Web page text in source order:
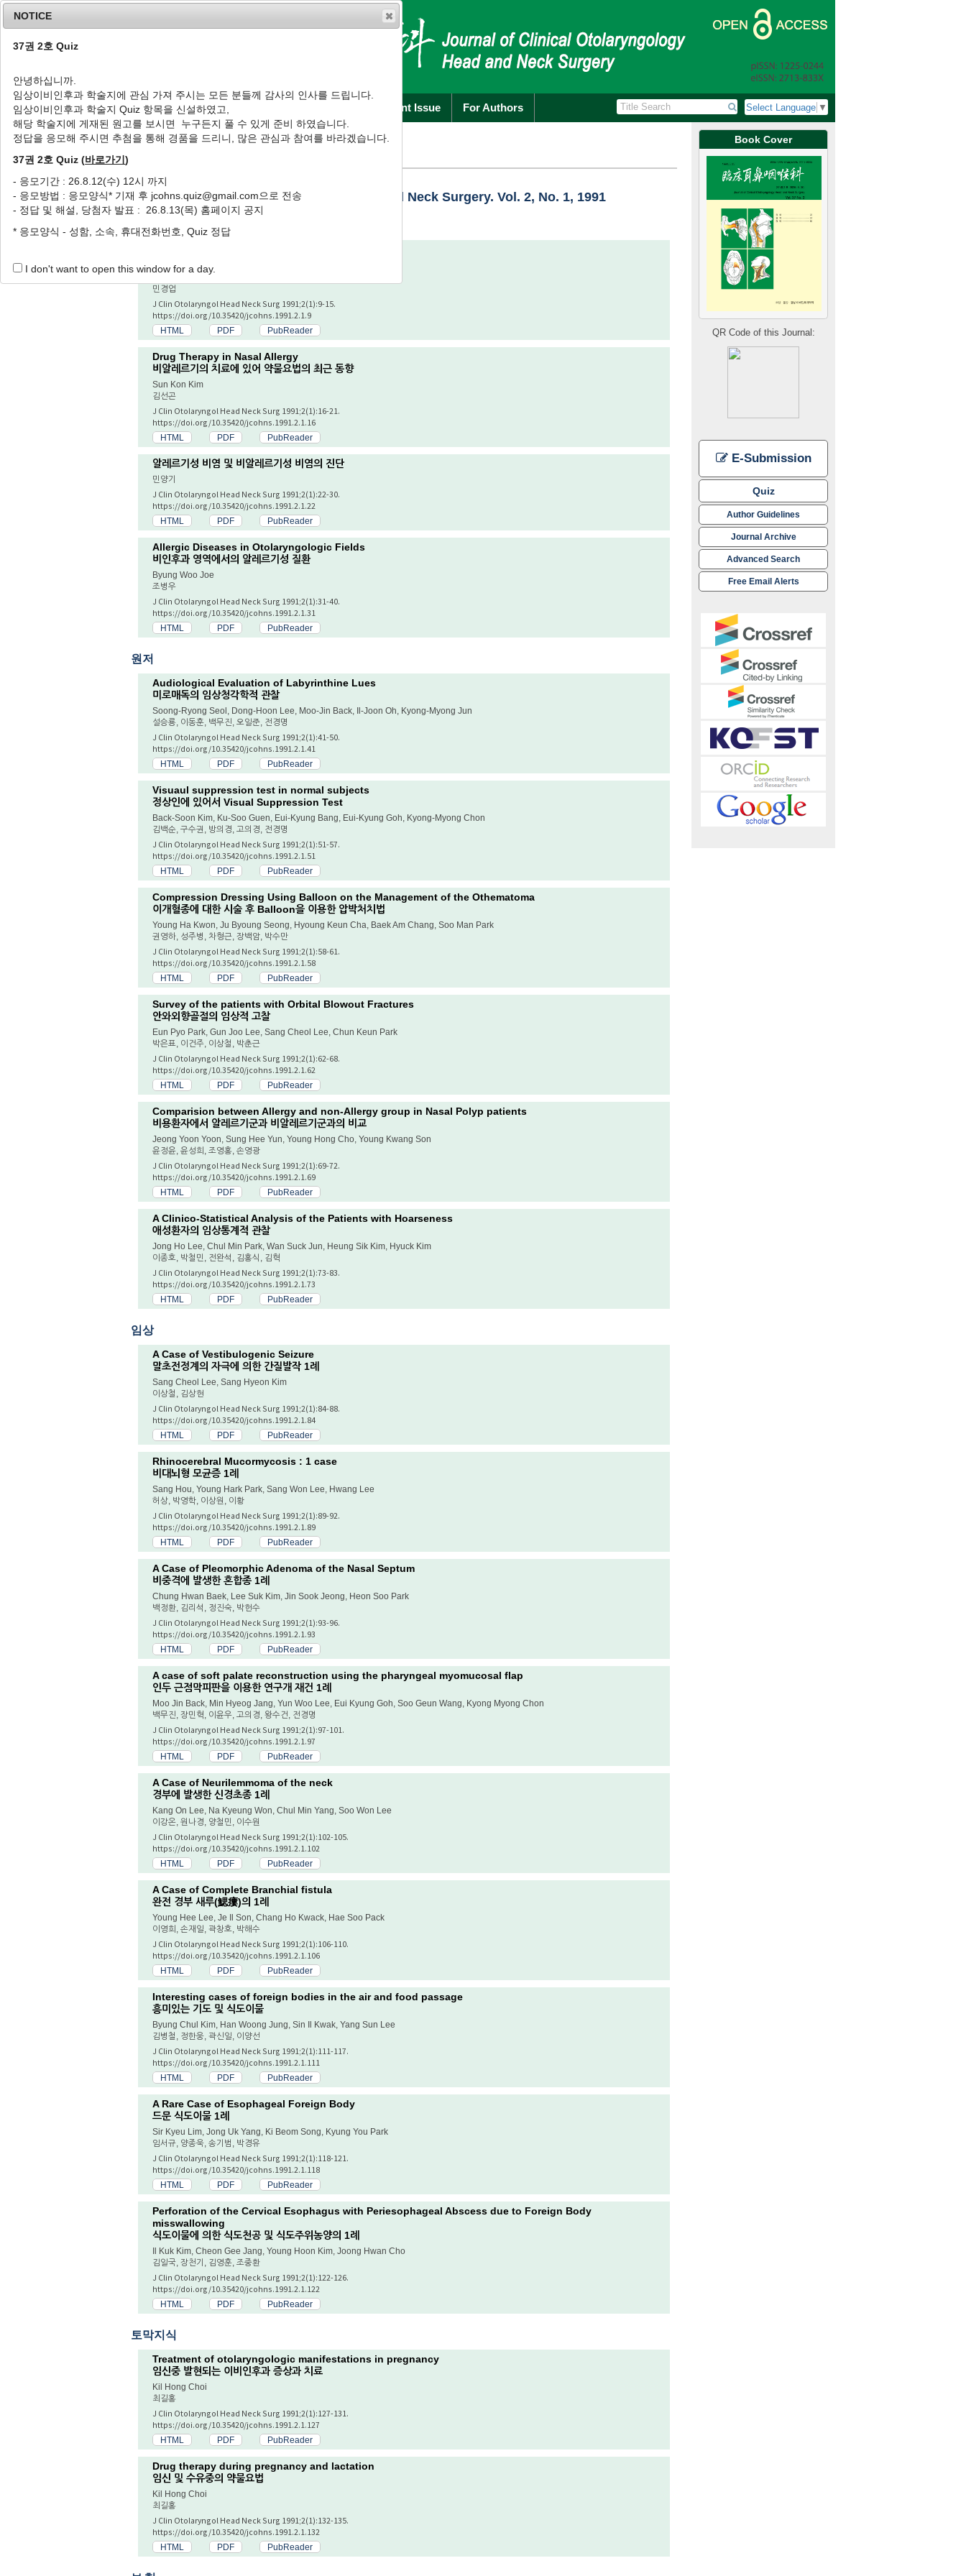
Home Journal Info Current Issue For Authors Select Language ▼
Book Cover
QR Code of this Journal:
E-Submission
Quiz
Author Guidelines
Journal Archive
Advanced Search
Free Email Alerts
List of Articles
Journal of Clinical Otolaryngology Head and Neck Surgery. Vol. 2, No. 1, 1991
특집 : 알레르기
민경업
J Clin Otolaryngol Head Neck Surg 1991;2(1):9-15.
https://doi.org/10.35420/jcohns.1991.2.1.9
HTML PDF PubReader
Drug Therapy in Nasal Allergy
비알레르기의 치료에 있어 약물요법의 최근 동향
Sun Kon Kim
김선곤
J Clin Otolaryngol Head Neck Surg 1991;2(1):16-21.
https://doi.org/10.35420/jcohns.1991.2.1.16
HTML PDF PubReader
알레르기성 비염 및 비알레르기성 비염의 진단
민양기
J Clin Otolaryngol Head Neck Surg 1991;2(1):22-30.
https://doi.org/10.35420/jcohns.1991.2.1.22
HTML PDF PubReader
Allergic Diseases in Otolaryngologic Fields
비인후과 영역에서의 알레르기성 질환
Byung Woo Joe
조병우
J Clin Otolaryngol Head Neck Surg 1991;2(1):31-40.
https://doi.org/10.35420/jcohns.1991.2.1.31
HTML PDF PubReader
원저
Audiological Evaluation of Labyrinthine Lues
미로매독의 임상청각학적 관찰
Soong-Ryong Seol, Dong-Hoon Lee, Moo-Jin Back, Il-Joon Oh, Kyong-Myong Jun
설승룡, 이동훈, 백무진, 오일준, 전경명
J Clin Otolaryngol Head Neck Surg 1991;2(1):41-50.
https://doi.org/10.35420/jcohns.1991.2.1.41
HTML PDF PubReader
Visuaul suppression test in normal subjects
정상인에 있어서 Visual Suppression Test
Back-Soon Kim, Ku-Soo Guen, Eui-Kyung Bang, Eui-Kyung Goh, Kyong-Myong Chon
김백순, 구수권, 방의경, 고의경, 전경명
J Clin Otolaryngol Head Neck Surg 1991;2(1):51-57.
https://doi.org/10.35420/jcohns.1991.2.1.51
HTML PDF PubReader
Compression Dressing Using Balloon on the Management of the Othematoma
이개혈종에 대한 시술 후 Balloon을 이용한 압박처치법
Young Ha Kwon, Ju Byoung Seong, Hyoung Keun Cha, Baek Am Chang, Soo Man Park
권영하, 성주병, 차형근, 장백암, 박수만
J Clin Otolaryngol Head Neck Surg 1991;2(1):58-61.
https://doi.org/10.35420/jcohns.1991.2.1.58
HTML PDF PubReader
Survey of the patients with Orbital Blowout Fractures
안와외향골절의 임상적 고찰
Eun Pyo Park, Gun Joo Lee, Sang Cheol Lee, Chun Keun Park
박은표, 이건주, 이상철, 박춘근
J Clin Otolaryngol Head Neck Surg 1991;2(1):62-68.
https://doi.org/10.35420/jcohns.1991.2.1.62
HTML PDF PubReader
Comparision between Allergy and non-Allergy group in Nasal Polyp patients
비용환자에서 알레르기군과 비알레르기군과의 비교
Jeong Yoon Yoon, Sung Hee Yun, Young Hong Cho, Young Kwang Son
윤정윤, 윤성희, 조영홍, 손영광
J Clin Otolaryngol Head Neck Surg 1991;2(1):69-72.
https://doi.org/10.35420/jcohns.1991.2.1.69
HTML PDF PubReader
A Clinico-Statistical Analysis of the Patients with Hoarseness
애성환자의 임상통계적 관찰
Jong Ho Lee, Chul Min Park, Wan Suck Jun, Heung Sik Kim, Hyuck Kim
이종호, 박철민, 전완석, 김홍식, 김혁
J Clin Otolaryngol Head Neck Surg 1991;2(1):73-83.
https://doi.org/10.35420/jcohns.1991.2.1.73
HTML PDF PubReader
임상
A Case of Vestibulogenic Seizure
말초전정계의 자극에 의한 간질발작 1례
Sang Cheol Lee, Sang Hyeon Kim
이상철, 김상현
J Clin Otolaryngol Head Neck Surg 1991;2(1):84-88.
https://doi.org/10.35420/jcohns.1991.2.1.84
HTML PDF PubReader
Rhinocerebral Mucormycosis : 1 case
비대뇌형 모균증 1례
Sang Hou, Young Hark Park, Sang Won Lee, Hwang Lee
허상, 박영학, 이상원, 이황
J Clin Otolaryngol Head Neck Surg 1991;2(1):89-92.
https://doi.org/10.35420/jcohns.1991.2.1.89
HTML PDF PubReader
A Case of Pleomorphic Adenoma of the Nasal Septum
비중격에 발생한 혼합종 1례
Chung Hwan Baek, Lee Suk Kim, Jin Sook Jeong, Heon Soo Park
백정환, 김리석, 정진숙, 박헌수
J Clin Otolaryngol Head Neck Surg 1991;2(1):93-96.
https://doi.org/10.35420/jcohns.1991.2.1.93
HTML PDF PubReader
A case of soft palate reconstruction using the pharyngeal myomucosal flap
인두 근점막피판을 이용한 연구개 재건 1례
Moo Jin Back, Min Hyeog Jang, Yun Woo Lee, Eui Kyung Goh, Soo Geun Wang, Kyong Myong Chon
백무진, 장민혁, 이윤우, 고의경, 왕수건, 전경명
J Clin Otolaryngol Head Neck Surg 1991;2(1):97-101.
https://doi.org/10.35420/jcohns.1991.2.1.97
HTML PDF PubReader
A Case of Neurilemmoma of the neck
경부에 발생한 신경초종 1례
Kang On Lee, Na Kyeung Won, Chul Min Yang, Soo Won Lee
이강온, 원나경, 양철민, 이수원
J Clin Otolaryngol Head Neck Surg 1991;2(1):102-105.
https://doi.org/10.35420/jcohns.1991.2.1.102
HTML PDF PubReader
A Case of Complete Branchial fistula
완전 경부 새루(鰓瘻)의 1례
Young Hee Lee, Je Il Son, Chang Ho Kwack, Hae Soo Pack
이영희, 손재일, 곽창호, 박해수
J Clin Otolaryngol Head Neck Surg 1991;2(1):106-110.
https://doi.org/10.35420/jcohns.1991.2.1.106
HTML PDF PubReader
Interesting cases of foreign bodies in the air and food passage
흥미있는 기도 및 식도이물
Byung Chul Kim, Han Woong Jung, Sin Il Kwak, Yang Sun Lee
김병철, 정한웅, 곽신일, 이양선
J Clin Otolaryngol Head Neck Surg 1991;2(1):111-117.
https://doi.org/10.35420/jcohns.1991.2.1.111
HTML PDF PubReader
A Rare Case of Esophageal Foreign Body
드문 식도이물 1례
Sir Kyeu Lim, Jong Uk Yang, Ki Beom Song, Kyung You Park
임서규, 양종욱, 송기범, 박경유
J Clin Otolaryngol Head Neck Surg 1991;2(1):118-121.
https://doi.org/10.35420/jcohns.1991.2.1.118
HTML PDF PubReader
Perforation of the Cervical Esophagus with Periesophageal Abscess due to Foreign Body
misswallowing
식도이물에 의한 식도천공 및 식도주위농양의 1례
Il Kuk Kim, Cheon Gee Jang, Young Hoon Kim, Joong Hwan Cho
김일국, 장천기, 김영훈, 조중환
J Clin Otolaryngol Head Neck Surg 1991;2(1):122-126.
https://doi.org/10.35420/jcohns.1991.2.1.122
HTML PDF PubReader
토막지식
Treatment of otolaryngologic manifestations in pregnancy
임신중 발현되는 이비인후과 증상과 치료
Kil Hong Choi
최길홍
J Clin Otolaryngol Head Neck Surg 1991;2(1):127-131.
https://doi.org/10.35420/jcohns.1991.2.1.127
HTML PDF PubReader
Drug therapy during pregnancy and lactation
임신 및 수유중의 약물요법
Kil Hong Choi
최길홍
J Clin Otolaryngol Head Neck Surg 1991;2(1):132-135.
https://doi.org/10.35420/jcohns.1991.2.1.132
HTML PDF PubReader
NOTICE
37권 2호 Quiz
안녕하십니까.
임상이비인후과 학술지에 관심 가져 주시는 모든 분들께 감사의 인사를 드립니다.
임상이비인후과 학술지 Quiz 항목을 신설하였고,
해당 학술지에 게재된 원고를 보시면 누구든지 풀 수 있게 준비 하였습니다.
정답을 응모해 주시면 추첨을 통해 경품을 드리니, 많은 관심과 참여를 바라겠습니다.
37권 2호 Quiz (바로가기)
- 응모기간 : 26.8.12(수) 12시 까지
- 응모방법 : 응모양식* 기재 후 jcohns.quiz@gmail.com으로 전송
- 정답 및 해설, 당첨자 발표 : 26.8.13(목) 홈페이지 공지
* 응모양식 - 성함, 소속, 휴대전화번호, Quiz 정답
I don't want to open this window for a day.